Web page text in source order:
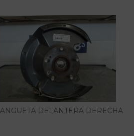
DELANTERA DERECHA